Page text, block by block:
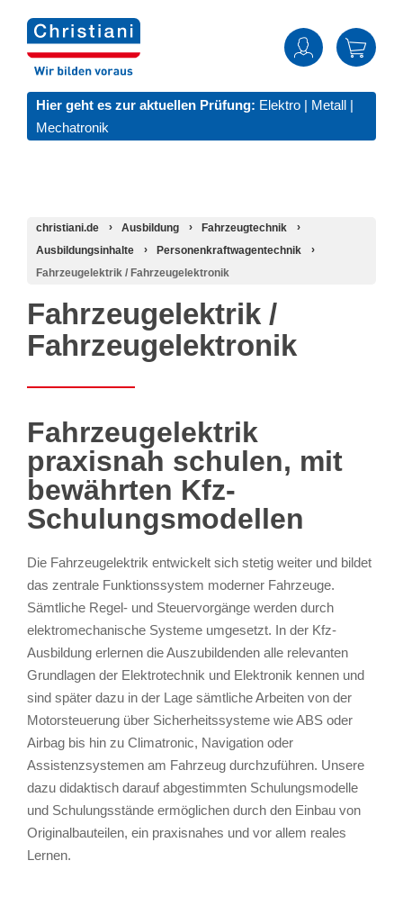
Hier geht es zur aktuellen Prüfung: Elektro | Metall |
Mechatronik
christiani.de Ausbildung
Fahrzeugtechnik
Ausbildungsinhalte
Personenkraftwagentechnik
Fahrzeugelektrik / Fahrzeugelektronik
Fahrzeugelektrik /
Fahrzeugelektronik
Fahrzeugelektrik
praxisnah schulen, mit
bewährten Kfz-
Schulungsmodellen
Die Fahrzeugelektrik entwickelt sich stetig weiter und bildet
das zentrale Funktionssystem moderner Fahrzeuge.
Sämtliche Regel- und Steuervorgänge werden durch
elektromechanische Systeme umgesetzt. In der Kfz-
Ausbildung erlernen die Auszubildenden alle relevanten
Grundlagen der Elektrotechnik und Elektronik kennen und
sind später dazu in der Lage sämtliche Arbeiten von der
Motorsteuerung über Sicherheitssysteme wie ABS oder
Airbag bis hin zu Climatronic, Navigation oder
Assistenzsystemen am Fahrzeug durchzuführen. Unsere
dazu didaktisch darauf abgestimmten Schulungsmodelle
und Schulungsstände ermöglichen durch den Einbau von
Originalbauteilen, ein praxisnahes und vor allem reales
Lernen.